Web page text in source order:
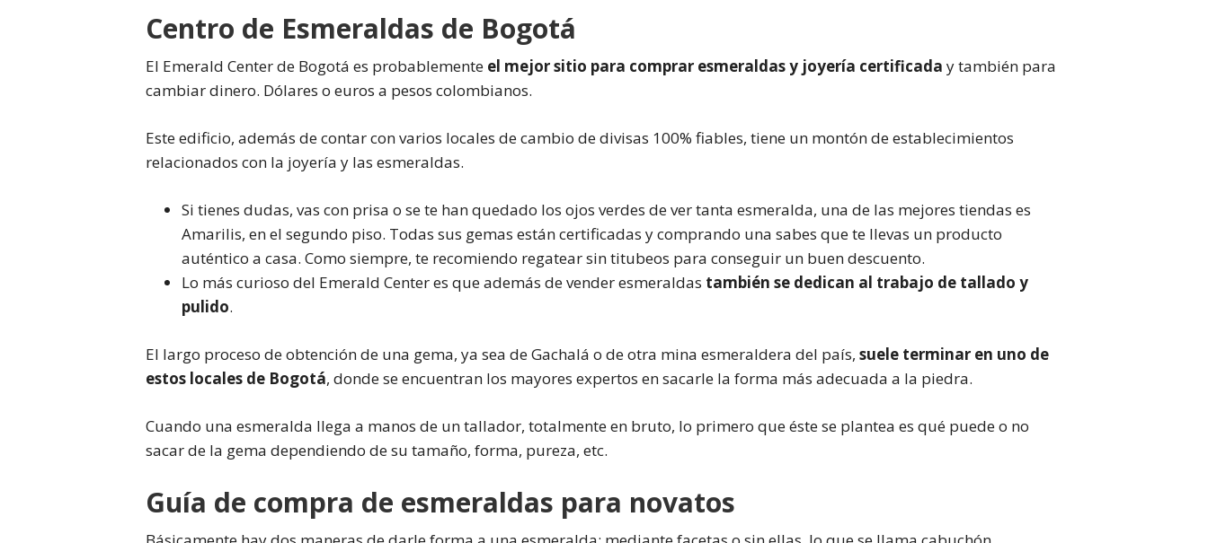
Centro de Esmeraldas de Bogotá
El Emerald Center de Bogotá es probablemente el mejor sitio para comprar esmeraldas y joyería certificada y también para
cambiar dinero. Dólares o euros a pesos colombianos.
Este edificio, además de contar con varios locales de cambio de divisas 100% fiables, tiene un montón de establecimientos
relacionados con la joyería y las esmeraldas.
Si tienes dudas, vas con prisa o se te han quedado los ojos verdes de ver tanta esmeralda, una de las mejores tiendas es
Amarilis, en el segundo piso. Todas sus gemas están certificadas y comprando una sabes que te llevas un producto
auténtico a casa. Como siempre, te recomiendo regatear sin titubeos para conseguir un buen descuento.
Lo más curioso del Emerald Center es que además de vender esmeraldas también se dedican al trabajo de tallado y
pulido.
El largo proceso de obtención de una gema, ya sea de Gachalá o de otra mina esmeraldera del país, suele terminar en uno de
estos locales de Bogotá, donde se encuentran los mayores expertos en sacarle la forma más adecuada a la piedra.
Cuando una esmeralda llega a manos de un tallador, totalmente en bruto, lo primero que éste se plantea es qué puede o no
sacar de la gema dependiendo de su tamaño, forma, pureza, etc.
Guía de compra de esmeraldas para novatos